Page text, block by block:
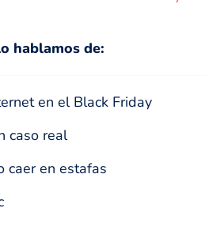
hablamos de:
en el Black Friday
caso real
caer en estafas